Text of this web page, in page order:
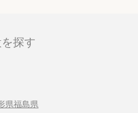
探す
県福島県